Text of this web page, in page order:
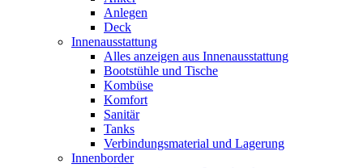
Anlegen
Deck
Innenausstattung
Alles anzeigen aus Innenausstattung
Bootstühle und Tische
Kombüse
Komfort
Sanitär
Tanks
Verbindungsmaterial und Lagerung
Innenborder